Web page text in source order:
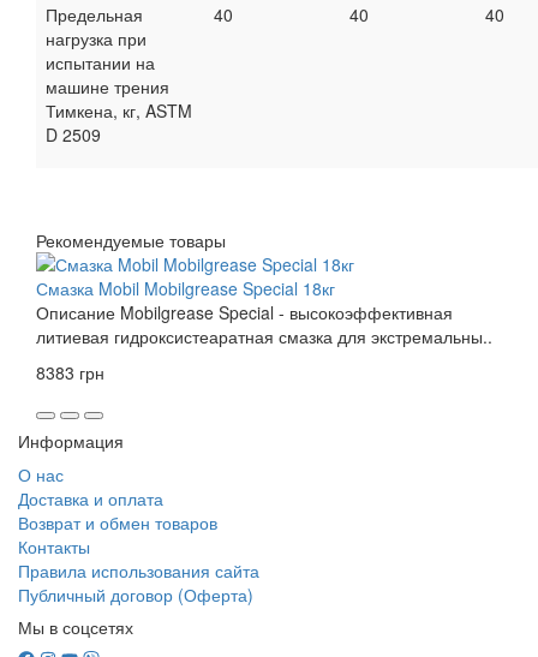
Предельная
нагрузка при
испытании на
машине трения
Тимкена, кг, ASTM
D 2509
40 40 40
Рекомендуемые товары
Смазка Mobil Mobilgrease Special 18кг
Описание Mobilgrease Special - высокоэффективная
литиевая гидроксистеаратная смазка для экстремальны..
8383 грн
Информация
О нас
Доставка и оплата
Возврат и обмен товаров
Контакты
Правила использования сайта
Публичный договор (Оферта)
Мы в соцсетях